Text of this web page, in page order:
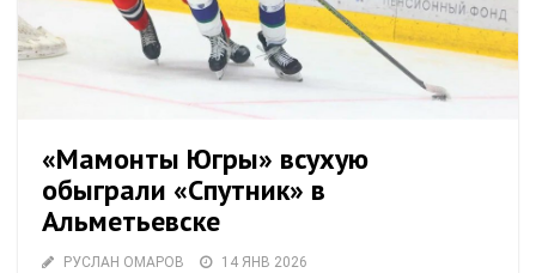
«Мамонты Югры» всухую
обыграли «Спутник» в
Альметьевске
РУСЛАН ОМАРОВ
14 ЯНВ 2026